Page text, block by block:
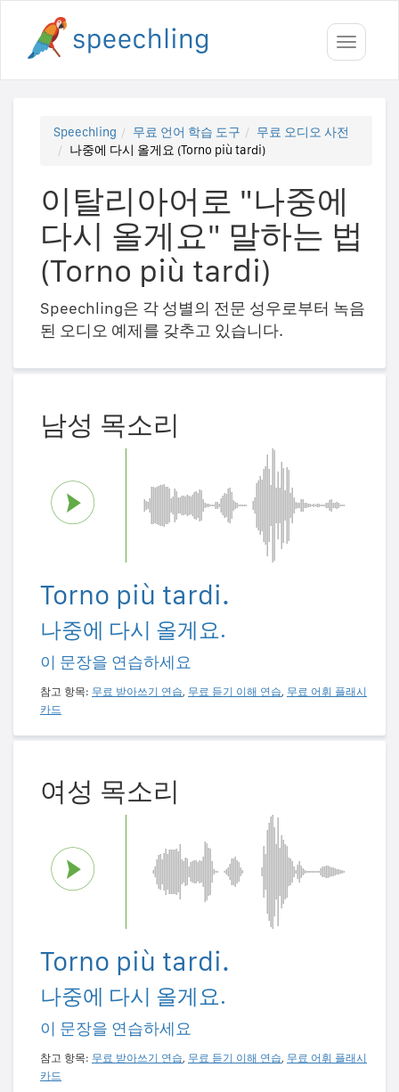
Toggle
Speechling 무료 언어 학습 도구
무료 오디오 사전
나중에 다시 올게요 (Torno più tardi)
이탈리아어로 "나중에
다시 올게요" 말하는 법
(Torno più tardi)
Speechling은 각 성별의 전문 성우로부터 녹음
된 오디오 예제를 갖추고 있습니다.
남성 목소리
Torno più tardi.
나중에 다시 올게요.
이 문장을 연습하세요
참고 항목: 무료 받아쓰기 연습, 무료 듣기 이해 연습, 무료 어휘 플래시
카드
여성 목소리
Torno più tardi.
나중에 다시 올게요.
이 문장을 연습하세요
참고 항목: 무료 받아쓰기 연습, 무료 듣기 이해 연습, 무료 어휘 플래시
카드